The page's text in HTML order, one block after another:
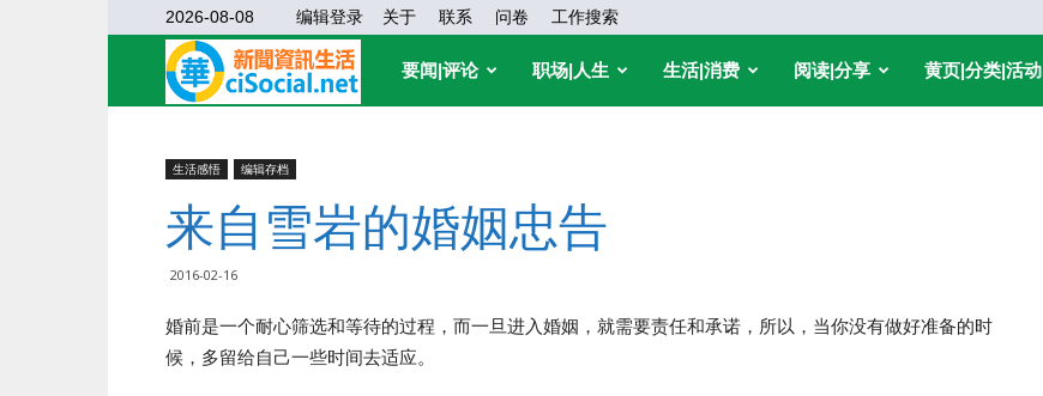
2026-08-08 编辑登录 关于 联系 问卷 工作搜索
社
要闻|评论 职场|人生 生活|消费 阅读|分享 黄页|分类|活动
生活感悟 编辑存档
来自雪岩的婚姻忠告
2016-02-16
婚前是一个耐心筛选和等待的过程，而一旦进入婚姻，就需要责任和承诺，所以，当你没有做好准备的时
候，多留给自己一些时间去适应。